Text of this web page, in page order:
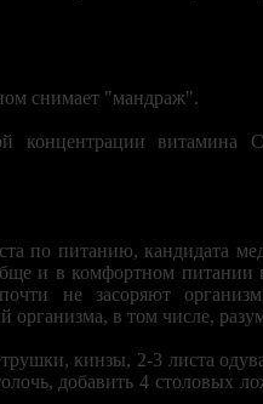
снимает "мандраж".
концентрации витамина
по питанию, кандидата
и в комфортном питании
не засоряют
в том числе,
кинзы, 2-3 листа
добавить 4 столовых